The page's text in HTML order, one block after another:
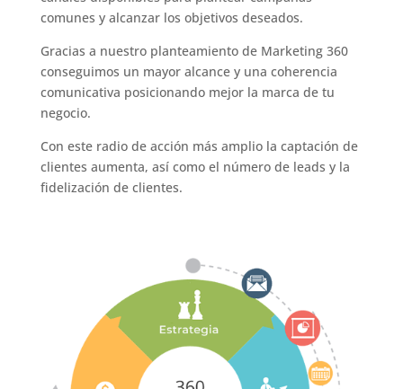
comunes y alcanzar los objetivos deseados.
Gracias a nuestro planteamiento de Marketing 360
conseguimos un mayor alcance y una coherencia
comunicativa posicionando mejor la marca de tu
negocio.
Con este radio de acción más amplio la captación de
clientes aumenta, así como el número de leads y la
fidelización de clientes.